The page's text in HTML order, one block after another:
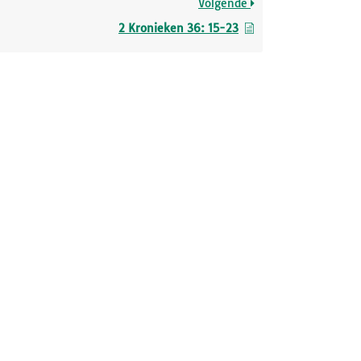
Volgende
2 Kronieken 36: 15-23